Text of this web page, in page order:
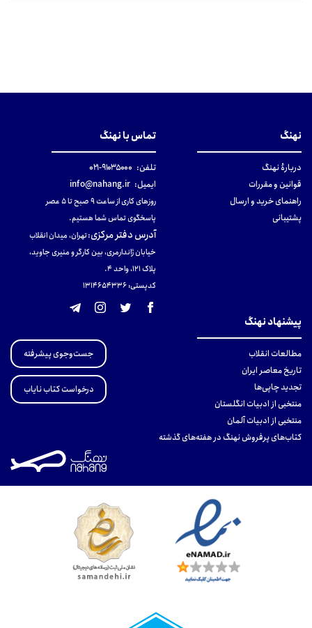
نهنگ
دربارهٔ نهنگ
قوانین و مقررات
راهنمای خرید و ارسال
پشتیبانی
تماس با نهنگ
تلفن: ۹۱۰۳۵۰۰۰-۰۲۱
ایمیل: info@nahang.ir
روزهای کاری از ساعت ۹ صبح تا ۵ عصر
پاسخگوی تماس شما هستیم.
آدرس دفتر مرکزی:تهران، میدان انقلاب
خیابان ژاندارمری، بین کارگر و منیری جاوید،
پلاک 121، واحد ۴.
کدپستی: 131465433۶
پیشنهاد نهنگ
مطالعات انقلاب
تاریخ معاصر ایران
تجدید چاپی‌ها
منتخبی از ادبیات انگلستان
منتخبی از ادبیات آلمان
کتاب‌های پرفروش نهنگ در هفته‌های گذشته
جست‌وجوی پیشرفته
درخواست کتاب نایاب